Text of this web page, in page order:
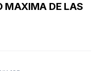
MAXIMA DE LAS